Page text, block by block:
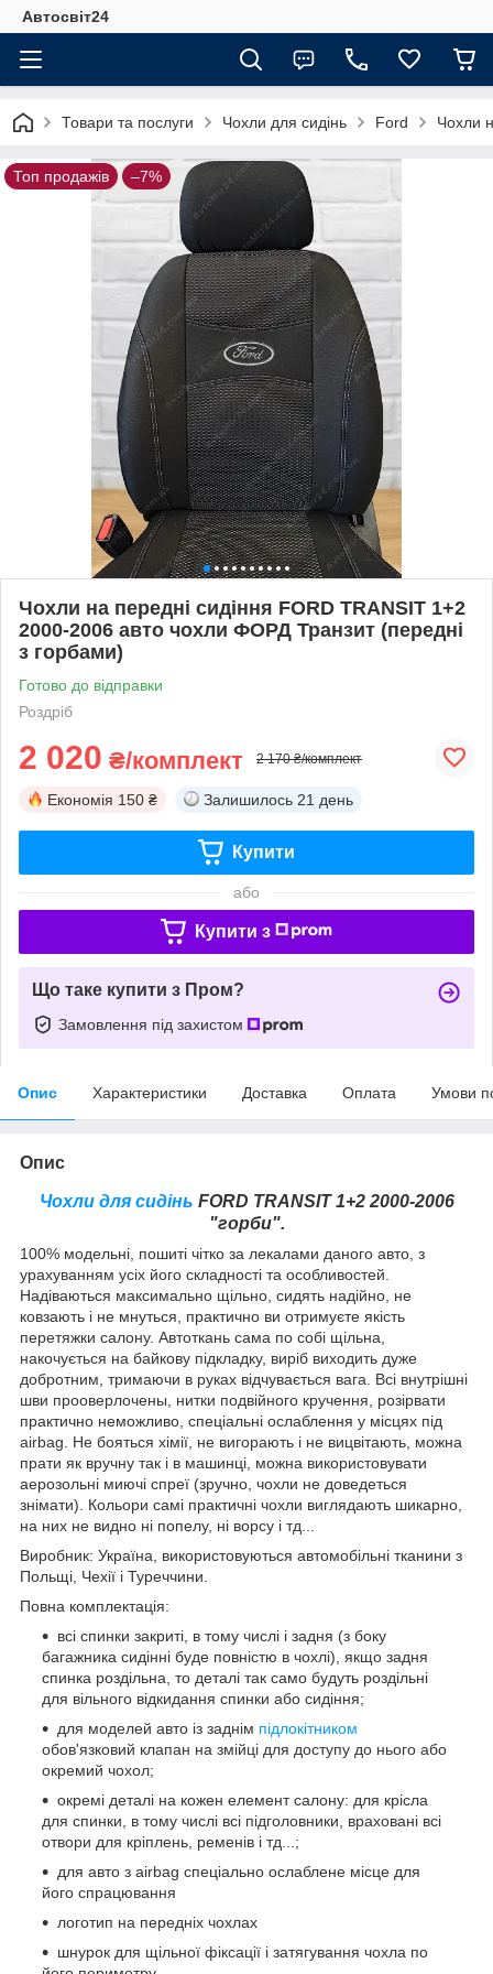
Автосвіт24
Товари та послуги Чохли для сидінь Ford Чохли
Топ продажів –7%
Чохли на передні сидіння FORD TRANSIT 1+2
2000-2006 авто чохли ФОРД Транзит (передні
з горбами)
Готово до відправки
Роздріб
2 020 ₴/комплект 2 170 ₴/комплект
Економія 150 ₴ Залишилось 21 день
Купити
або
Купити з
Що таке купити з Пром?
Замовлення під захистом
Опис Характеристики Доставка Оплата Умови
Опис
Чохли для сидінь FORD TRANSIT 1+2 2000-2006
"горби".
100% модельні, пошиті чітко за лекалами даного авто, з
урахуванням усіх його складності та особливостей.
Надіваються максимально щільно, сидять надійно, не
ковзають і не мнуться, практично ви отримуєте якість
перетяжки салону. Автоткань сама по собі щільна,
накочується на байкову підкладку, виріб виходить дуже
добротним, тримаючи в руках відчувається вага. Всі внутрішні
шви прооверлочены, нитки подвійного кручення, розірвати
практично неможливо, спеціальні ослаблення у місцях під
airbag. Не бояться хімії, не вигорають і не вицвітають, можна
прати як вручну так і в машинці, можна використовувати
аерозольні миючі спреї (зручно, чохли не доведеться
знімати). Кольори самі практичні чохли виглядають шикарно,
на них не видно ні попелу, ні ворсу і тд...
Виробник: Україна, використовуються автомобільні тканини з
Польщі, Чехії і Туреччини.
Повна комплектація:
всі спинки закриті, в тому числі і задня (з боку
багажника сидінні буде повністю в чохлі), якщо задня
спинка роздільна, то деталі так само будуть роздільні
для вільного відкидання спинки або сидіння;
для моделей авто із заднім підлокітником
обов'язковий клапан на змійці для доступу до нього або
окремий чохол;
окремі деталі на кожен елемент салону: для крісла
для спинки, в тому числі всі підголовники, враховані всі
отвори для кріплень, ременів і тд...;
для авто з airbag спеціально ослаблене місце для
його спрацювання
логотип на передніх чохлах
шнурок для щільної фіксації і затягування чохла по